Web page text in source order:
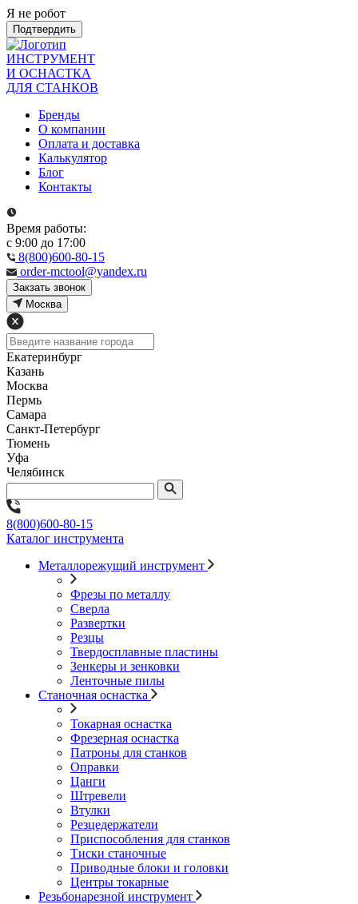
Я не робот
Подтвердить
ИНСТРУМЕНТ
И ОСНАСТКА
ДЛЯ СТАНКОВ
Бренды
О компании
Оплата и доставка
Калькулятор
Блог
Контакты
Время работы:
с 9:00 до 17:00
8(800)600-80-15
order-mctool@yandex.ru
Закзать звонок
Москва
Екатеринбург
Казань
Москва
Пермь
Самара
Санкт-Петербург
Тюмень
Уфа
Челябинск
8(800)600-80-15
Каталог инструмента
Металлорежущий инструмент
Фрезы по металлу
Сверла
Развертки
Резцы
Твердосплавные пластины
Зенкеры и зенковки
Ленточные пилы
Станочная оснастка
Токарная оснастка
Фрезерная оснастка
Патроны для станков
Оправки
Цанги
Штревели
Втулки
Резцедержатели
Приспособления для станков
Тиски станочные
Приводные блоки и головки
Центры токарные
Резьбонарезной инструмент